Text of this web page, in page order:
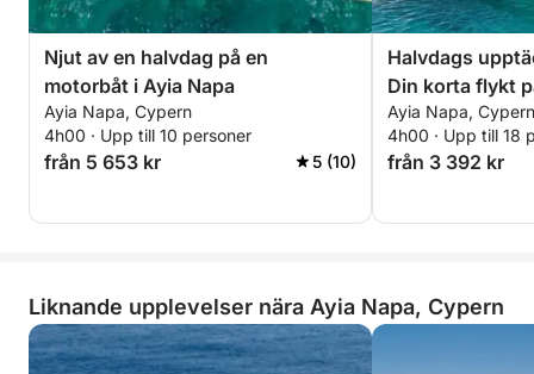
Njut av en halvdag på en
motorbåt i Ayia Napa
Ayia Napa, Cypern
4h00 · Upp till 10 personer
från 5 653 kr 5 (10)
Halvdags
Din korta flykt
Ayia Napa, Cypern
4h00 · Upp till 18
från 3 392 kr
Liknande upplevelser nära Ayia Napa, Cypern